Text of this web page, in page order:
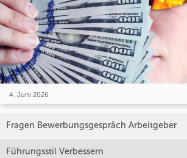
4. Juni 2026
Fragen Bewerbungsgespräch Arbeitgeber
Führungsstil Verbessern